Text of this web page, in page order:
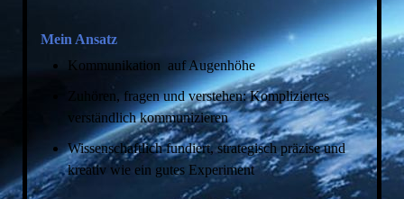
Mein Ansatz
Kommunikation auf Augenhöhe
Zuhören, fragen und verstehen: Kompliziertes
verständlich kommunizieren
Wissenschaftlich fundiert, strategisch präzise und
kreativ wie ein gutes Experiment